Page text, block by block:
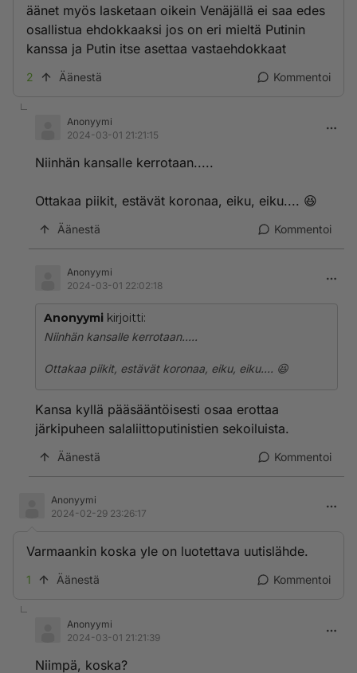
äänet myös lasketaan oikein Venäjällä ei saa edes
osallistua ehdokkaaksi jos on eri mieltä Putinin
kanssa ja Putin itse asettaa vastaehdokkaat
2 Äänestä Kommentoi
Anonyymi
2024-03-01 21:21:15
Niinhän kansalle kerrotaan.....
Ottakaa piikit, estävät koronaa, eiku, eiku.... 😆
Äänestä Kommentoi
Anonyymi
2024-03-01 22:02:18
Anonyymi kirjoitti:
Niinhän kansalle kerrotaan.....
Ottakaa piikit, estävät koronaa, eiku, eiku.... 😆
Kansa kyllä pääsääntöisesti osaa erottaa
järkipuheen salaliittoputinistien sekoiluista.
Äänestä Kommentoi
Anonyymi
2024-02-29 23:26:17
Varmaankin koska yle on luotettava uutislähde.
1 Äänestä Kommentoi
Anonyymi
2024-03-01 21:21:39
Niimpä, koska?